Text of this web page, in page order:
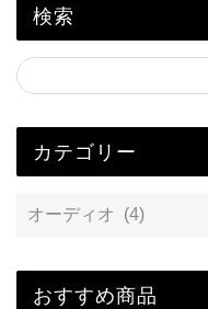
検索
カテゴリー
おすすめ商品